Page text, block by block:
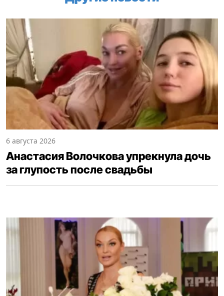
6 августа 2026
Анастасия Волочкова упрекнула дочь
за глупость после свадьбы